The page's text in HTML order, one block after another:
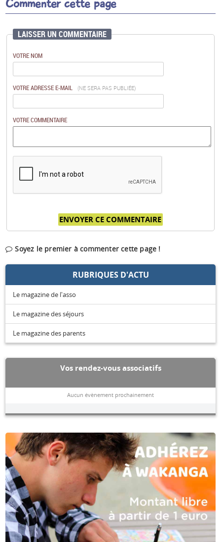
Commenter cette page
LAISSER UN COMMENTAIRE
VOTRE NOM
VOTRE ADRESSE E-MAIL (NE SERA PAS PUBLIÉE)
VOTRE COMMENTAIRE
Soyez le premier à commenter cette page !
RUBRIQUES D'ACTU
Le magazine de l'asso
Le magazine des séjours
Le magazine des parents
Vos rendez-vous associatifs
Aucun évènement prochainement